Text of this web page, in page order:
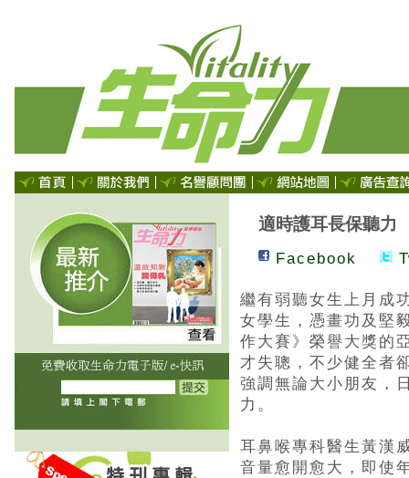
適時護耳長保聽力
Facebook
繼有弱聽女生上月成
女學生，憑畫功及堅
作大賽》榮譽大獎的
才失聰，不少健全者
強調無論大小朋友，
力。
耳鼻喉專科醫生黃漢
音量愈開愈大，即使